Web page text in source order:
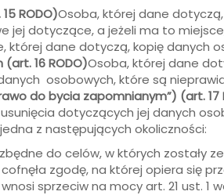
RODO)Osoba, której dane
jej dotyczące, a jeżeli ma to
której dane dotyczą, kopię danych
16 RODO)Osoba, której dane
osobowych, które są
do bycia zapomnianym”) (art. 17
dotyczących jej danych
z następujących okoliczności:
do celów, w których zostały
zgodę, na której opiera się
sprzeciw na mocy art. 21 ust.